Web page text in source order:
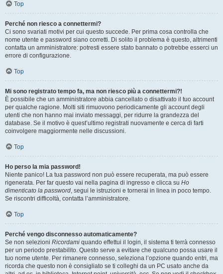
Top
Perché non riesco a connettermi?
Ci sono svariati motivi per cui questo succede. Per prima cosa controlla che
nome utente e password siano corretti. Di solito il problema è questo, altrimenti
contatta un amministratore: potresti essere stato bannato o potrebbe esserci un
errore di configurazione.
Top
Mi sono registrato tempo fa, ma non riesco più a connettermi?!
È possibile che un amministratore abbia cancellato o disattivato il tuo account
per qualche ragione. Molti siti rimuovono periodicamente gli account degli
utenti che non hanno mai inviato messaggi, per ridurre la grandezza del
database. Se il motivo è quest’ultimo registrati nuovamente e cerca di farti
coinvolgere maggiormente nelle discussioni.
Top
Ho perso la mia password!
Niente panico! La tua password non può essere recuperata, ma può essere
rigenerata. Per far questo vai nella pagina di ingresso e clicca su Ho
dimenticato la password, segui le istruzioni e tornerai in linea in poco tempo.
Se riscontri difficoltà, contatta l’amministratore.
Top
Perché vengo disconnesso automaticamente?
Se non selezioni Ricordami quando effettui il login, il sistema ti terrà connesso
per un periodo prestabilito. Questo serve a evitare che qualcuno possa usare il
tuo nome utente. Per rimanere connesso, seleziona l’opzione quando entri, ma
ricorda che questo non è consigliato se ti colleghi da un PC usato anche da